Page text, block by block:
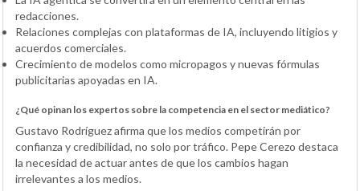
redacciones.
Relaciones complejas con plataformas de IA, incluyendo litigios y
acuerdos comerciales.
Crecimiento de modelos como micropagos y nuevas fórmulas
publicitarias apoyadas en IA.
¿Qué opinan los expertos sobre la competencia en el sector mediático?
Gustavo Rodríguez afirma que los medios competirán por
confianza y credibilidad, no solo por tráfico. Pepe Cerezo destaca
la necesidad de actuar antes de que los cambios hagan
irrelevantes a los medios.